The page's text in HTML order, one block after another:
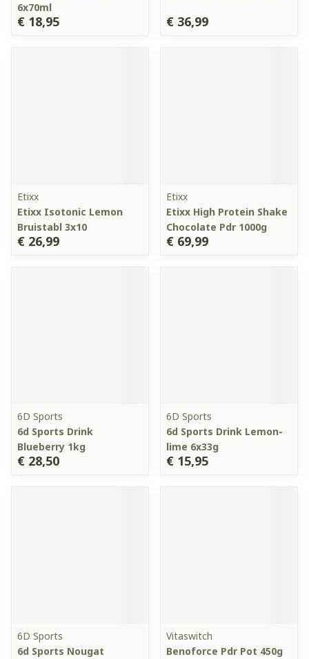
6x70ml
€ 18,95 € 36,99
Etixx
Etixx Isotonic Lemon
Bruistabl 3x10
€ 26,99
Etixx
Etixx High Protein Shake
Chocolate Pdr 1000g
€ 69,99
6D Sports
6d Sports Drink
Blueberry 1kg
€ 28,50
6D Sports
6d Sports Drink Lemon-
lime 6x33g
€ 15,95
6D Sports
6d Sports Nougat
Vitaswitch
Benoforce Pdr Pot 450g